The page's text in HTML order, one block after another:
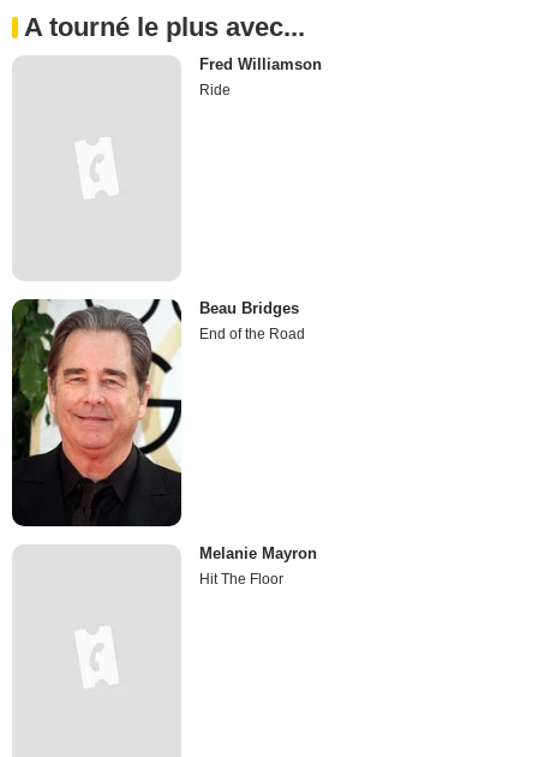
A tourné le plus avec...
Fred Williamson
Ride
Beau Bridges
End of the Road
Melanie Mayron
Hit The Floor